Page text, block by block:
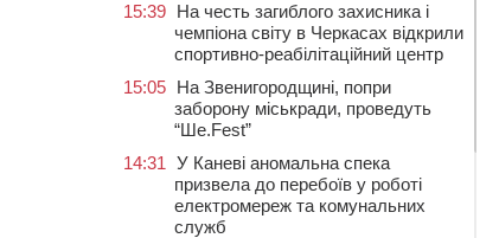
15:39 На честь загиблого захисника і
чемпіона світу в Черкасах відкрили
спортивно-реабілітаційний центр
15:05 На Звенигородщині, попри
заборону міськради, проведуть
“Ше.Fest”
14:31 У Каневі аномальна спека
призвела до перебоїв у роботі
електромереж та комунальних
служб